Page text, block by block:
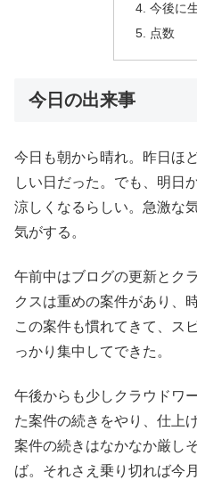
今後に
点数
今日の出来事
今日も朝から晴れ。昨日ほ
しい日だった。でも、明日
涼しくなるらしい。急激な
気がする。
午前中はブログの更新とク
クスは重めの案件があり、
この案件も慣れてきて、ス
っかり集中してできた。
午後からも少しクラウドワ
た案件の続きをやり、仕上
案件の続きはなかなか厳し
ば。それさえ乗り切れば今